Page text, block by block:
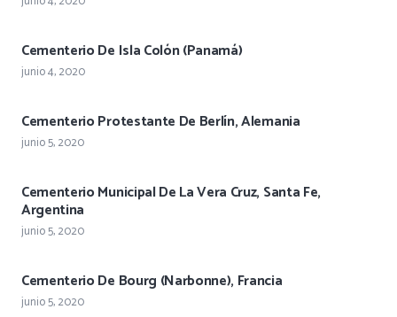
Cementerio De Isla Colón (Panamá)
junio 4, 2020
Cementerio Protestante De Berlín, Alemania
junio 5, 2020
Cementerio Municipal De La Vera Cruz, Santa Fe,
Argentina
junio 5, 2020
Cementerio De Bourg (Narbonne), Francia
junio 5, 2020